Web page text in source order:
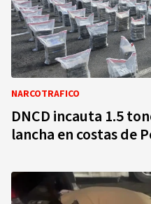
NARCOTRAFICO
DNCD incauta 1.5
lancha en costas de